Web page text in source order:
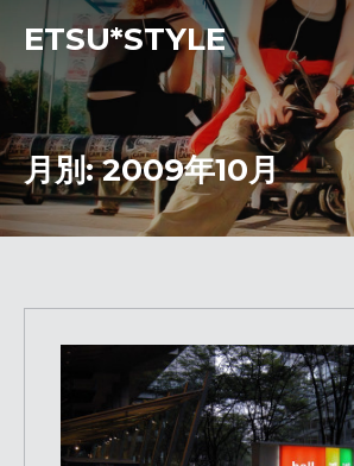
ETSU*STYLE
月別: 2009年10月